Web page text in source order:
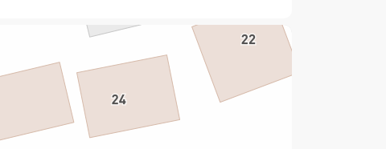
Термінові перекази
Перекази